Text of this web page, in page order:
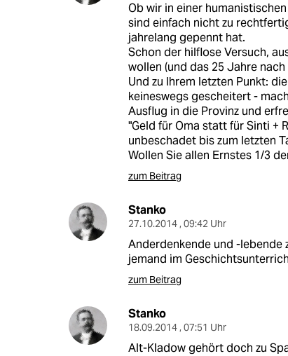
Ob wir in einer
sind einfach nicht zu
jahrelang gepennt hat.
Schon der hilflose Versuch,
wollen (und das 25 Jahre
Und zu Ihrem letzten Punkt:
keineswegs gescheitert -
Ausflug in die Provinz und
"Geld für Oma statt für Sinti +
unbeschadet bis zum letzten
Wollen Sie allen Ernstes 1/3
zum Beitrag
Stanko
27.10.2014 , 09:42 Uhr
Anderdenkende und -lebende
jemand im
zum Beitrag
Stanko
18.09.2014 , 07:51 Uhr
Alt-Kladow gehört doch zu